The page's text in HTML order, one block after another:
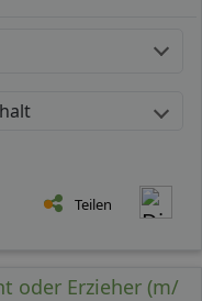
Teilen
oder Erzieher (m/